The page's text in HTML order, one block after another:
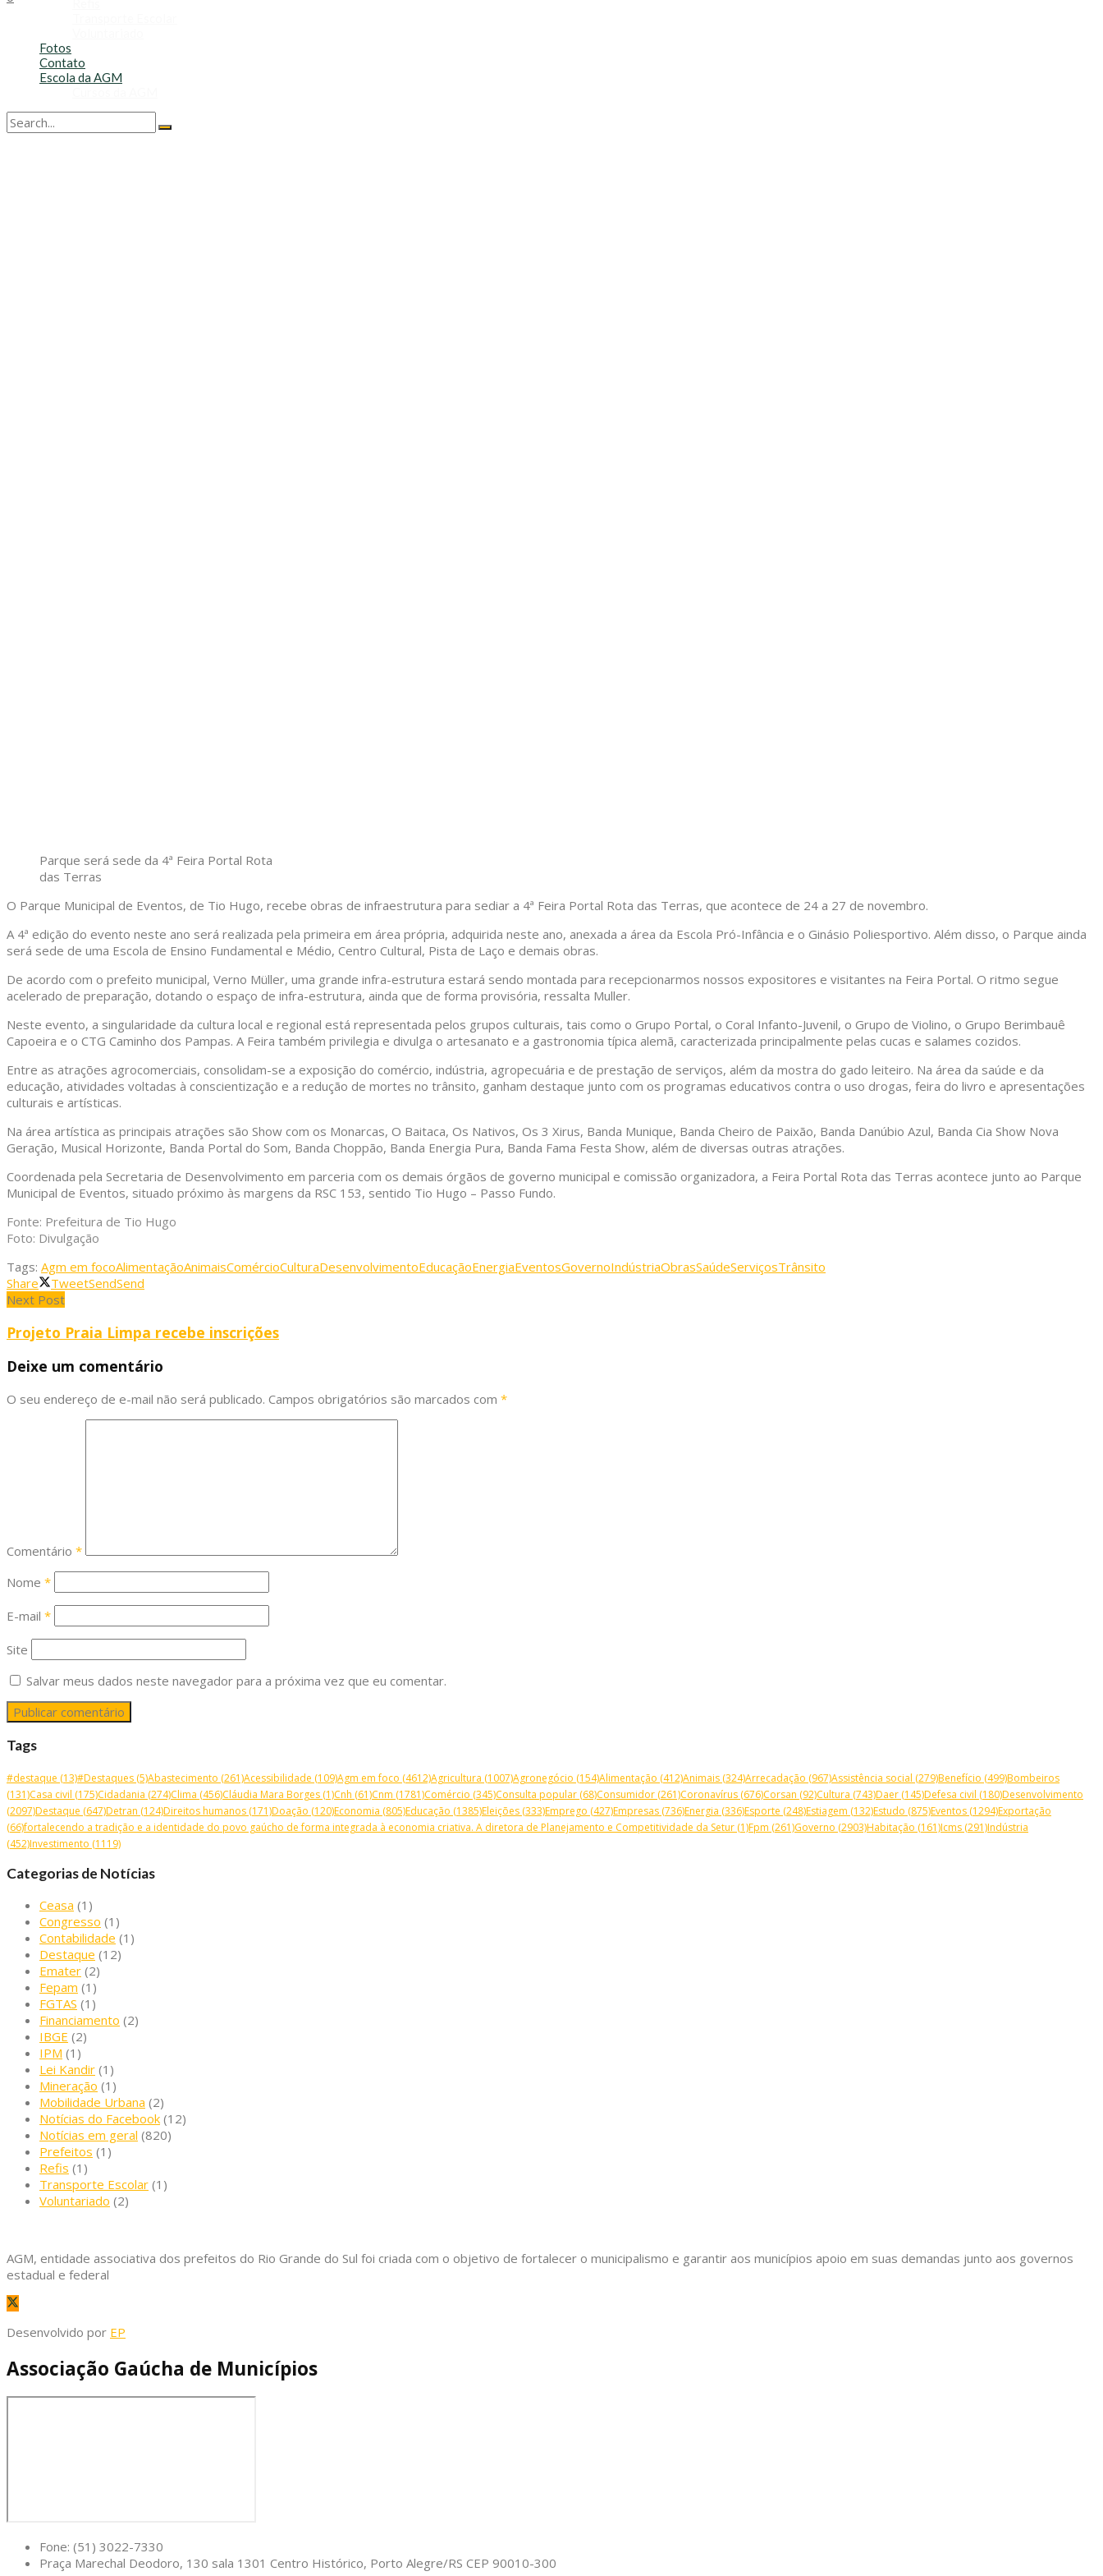
Fotos
Contato
Escola da AGM
Parque será sede da 4ª Feira Portal Rota
das Terras
O Parque Municipal de Eventos, de Tio Hugo, recebe obras de infraestrutura para sediar a 4ª Feira Portal Rota das Terras, que acontece de 24 a 27 de novembro.
A 4ª edição do evento neste ano será realizada pela primeira em área própria, adquirida neste ano, anexada a área da Escola Pró-Infância e o Ginásio Poliesportivo. Além disso, o Parque ainda
será sede de uma Escola de Ensino Fundamental e Médio, Centro Cultural, Pista de Laço e demais obras.
De acordo com o prefeito municipal, Verno Müller, uma grande infra-estrutura estará sendo montada para recepcionarmos nossos expositores e visitantes na Feira Portal. O ritmo segue
acelerado de preparação, dotando o espaço de infra-estrutura, ainda que de forma provisória, ressalta Muller.
Neste evento, a singularidade da cultura local e regional está representada pelos grupos culturais, tais como o Grupo Portal, o Coral Infanto-Juvenil, o Grupo de Violino, o Grupo Berimbauê
Capoeira e o CTG Caminho dos Pampas. A Feira também privilegia e divulga o artesanato e a gastronomia típica alemã, caracterizada principalmente pelas cucas e salames cozidos.
Entre as atrações agrocomerciais, consolidam-se a exposição do comércio, indústria, agropecuária e de prestação de serviços, além da mostra do gado leiteiro. Na área da saúde e da
educação, atividades voltadas à conscientização e a redução de mortes no trânsito, ganham destaque junto com os programas educativos contra o uso drogas, feira do livro e apresentações
culturais e artísticas.
Na área artística as principais atrações são Show com os Monarcas, O Baitaca, Os Nativos, Os 3 Xirus, Banda Munique, Banda Cheiro de Paixão, Banda Danúbio Azul, Banda Cia Show Nova
Geração, Musical Horizonte, Banda Portal do Som, Banda Choppão, Banda Energia Pura, Banda Fama Festa Show, além de diversas outras atrações.
Coordenada pela Secretaria de Desenvolvimento em parceria com os demais órgãos de governo municipal e comissão organizadora, a Feira Portal Rota das Terras acontece junto ao Parque
Municipal de Eventos, situado próximo às margens da RSC 153, sentido Tio Hugo – Passo Fundo.
Fonte: Prefeitura de Tio Hugo
Foto: Divulgação
Tags: Agm em focoAlimentaçãoAnimaisComércioCulturaDesenvolvimentoEducaçãoEnergiaEventosGovernoIndústriaObrasSaúdeServiçosTrânsito
Share
TweetSendSend
Next Post
Projeto Praia Limpa recebe inscrições
Deixe um comentário
O seu endereço de e-mail não será publicado. Campos obrigatórios são marcados com *
Comentário *
Nome *
E-mail *
Site
Salvar meus dados neste navegador para a próxima vez que eu comentar.
Tags
#destaque (13)#Destaques (5)Abastecimento (261)Acessibilidade (109)Agm em foco (4612)Agricultura (1007)Agronegócio (154)Alimentação (412)Animais (324)Arrecadação (967)Assistência social (279)Benefício (499)Bombeiros
(131)Casa civil (175)Cidadania (274)Clima (456)Cláudia Mara Borges (1)Cnh (61)Cnm (1781)Comércio (345)Consulta popular (68)Consumidor (261)Coronavírus (676)Corsan (92)Cultura (743)Daer (145)Defesa civil (180)Desenvolvimento
(2097)Destaque (647)Detran (124)Direitos humanos (171)Doação (120)Economia (805)Educação (1385)Eleições (333)Emprego (427)Empresas (736)Energia (336)Esporte (248)Estiagem (132)Estudo (875)Eventos (1294)Exportação
(66)fortalecendo a tradição e a identidade do povo gaúcho de forma integrada à economia criativa. A diretora de Planejamento e Competitividade da Setur (1)Fpm (261)Governo (2903)Habitação (161)Icms (291)Indústria
(452)Investimento (1119)
Categorias de Notícias
Ceasa (1)
Congresso (1)
Contabilidade (1)
Destaque (12)
Emater (2)
Fepam (1)
FGTAS (1)
Financiamento (2)
IBGE (2)
IPM (1)
Lei Kandir (1)
Mineração (1)
Mobilidade Urbana (2)
Notícias do Facebook (12)
Notícias em geral (820)
Prefeitos (1)
Refis (1)
Transporte Escolar (1)
Voluntariado (2)
AGM, entidade associativa dos prefeitos do Rio Grande do Sul foi criada com o objetivo de fortalecer o municipalismo e garantir aos municípios apoio em suas demandas junto aos governos
estadual e federal
Desenvolvido por EP
Associação Gaúcha de Municípios
Fone: (51) 3022-7330
Praça Marechal Deodoro, 130 sala 1301 Centro Histórico, Porto Alegre/RS CEP 90010-300